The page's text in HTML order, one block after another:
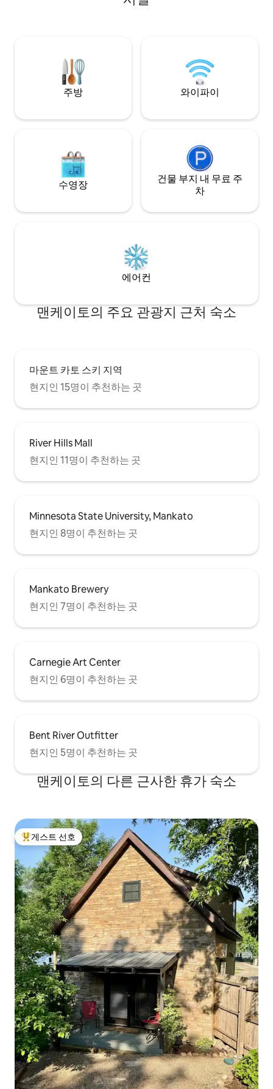
(Chankaska Creek Ranch), 와이너리, 증
에 있습니다. 오셔서 멋진 추억을 만들어보
주방 와이파이
수영장
건물 부지 내 무료 주
차
에어컨
맨케이토의 주요 관광지 근처 숙소
마운트 카토 스키 지역
현지인 15명이 추천하는 곳
River Hills Mall
현지인 11명이 추천하는 곳
Minnesota State University, Mankato
현지인 8명이 추천하는 곳
Mankato Brewery
현지인 7명이 추천하는 곳
Carnegie Art Center
현지인 6명이 추천하는 곳
Bent River Outfitter
현지인 5명이 추천하는 곳
맨케이토의 다른 근사한 휴가 숙소
상위 게스트 선호
게스트 선호